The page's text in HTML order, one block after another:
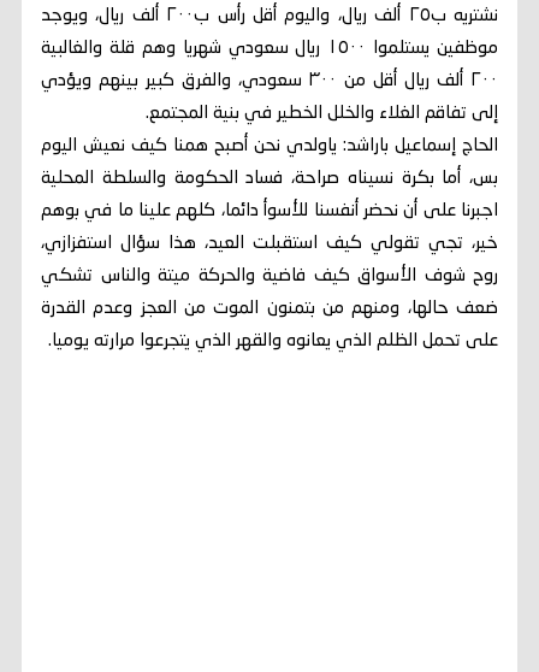
نشتريه ب٢٥ ألف ريال، واليوم أقل رأس ب٢٠٠ ألف ريال، ويوجد
موظفين يستلموا ١٥٠٠ ريال سعودي شهريا وهم قلة والغالبية
٢٠٠ ألف ريال أقل من ٣٠٠ سعودي، والفرق كبير بينهم ويؤدي
إلى تفاقم الغلاء والخلل الخطير في بنية المجتمع.
الحاج إسماعيل باراشد: ياولدي نحن أصبح همنا كيف نعيش اليوم
بس، أما بكرة نسيناه صراحة، فساد الحكومة والسلطة المحلية
اجبرنا على أن نحضر أنفسنا للأسوأ دائما، كلهم علينا ما في بوهم
خير، تجي تقولي كيف استقبلت العيد، هذا سؤال استفزازي،
روح شوف الأسواق كيف فاضية والحركة ميتة والناس تشكي
ضعف حالها، ومنهم من بتمنون الموت من العجز وعدم القدرة
على تحمل الظلم الذي يعانوه والقهر الذي يتجرعوا مرارته يوميا.